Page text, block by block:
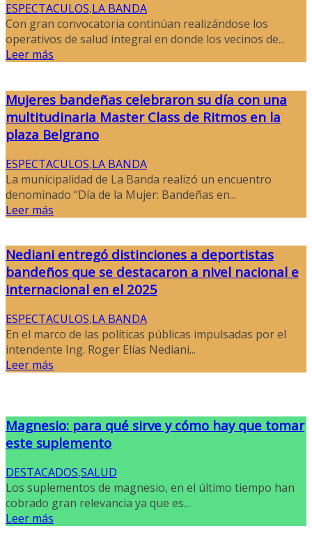
ESPECTACULOS,LA BANDA
Con gran convocatoria continúan realizándose los
operativos de salud integral en donde los vecinos de...
Leer más
Mujeres bandeñas celebraron su día con una
multitudinaria Master Class de Ritmos en la
plaza Belgrano
ESPECTACULOS,LA BANDA
La municipalidad de La Banda realizó un encuentro
denominado “Día de la Mujer: Bandeñas en...
Leer más
Nediani entregó distinciones a deportistas
bandeños que se destacaron a nivel nacional e
internacional en el 2025
ESPECTACULOS,LA BANDA
En el marco de las políticas públicas impulsadas por el
intendente Ing. Roger Elías Nediani...
Leer más
Magnesio: para qué sirve y cómo hay que tomar
este suplemento
DESTACADOS,SALUD
Los suplementos de magnesio, en el último tiempo han
cobrado gran relevancia ya que es...
Leer más